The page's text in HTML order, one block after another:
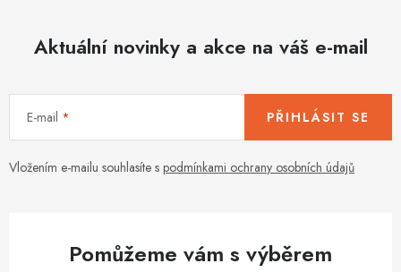
Aktuální novinky a akce na váš e-mail
E-mail
Vložením e-mailu souhlasíte s podmínkami ochrany osobních údajů
PŘIHLÁSIT SE
Pomůžeme vám s výběrem